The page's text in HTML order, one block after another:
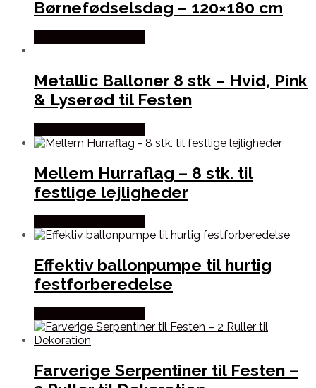
Børnefødselsdag – 120×180 cm
Metallic Balloner 8 stk – Hvid, Pink
& Lyserød til Festen
Mellem Hurraflag – 8 stk. til
festlige lejligheder
Effektiv ballonpumpe til hurtig
festforberedelse
Farverige Serpentiner til Festen –